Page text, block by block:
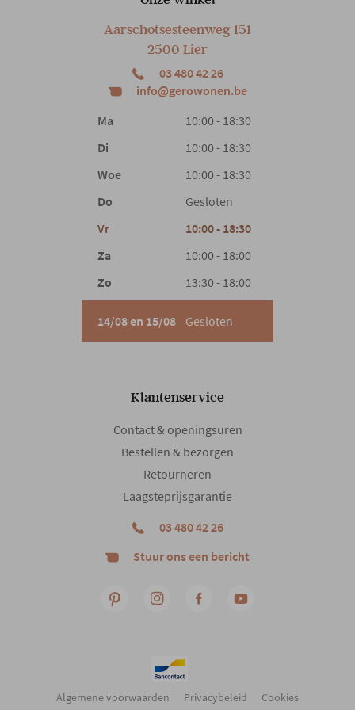
Wit
Hoofdmateriaal Stof
Traagschuim
Aarschotsesteenweg 151
2500 Lier
03 480 42 26
info@gerowonen.be
Ma
10:00 - 18:30
Di
10:00 - 18:30
Woe
10:00 - 18:30
Do
Gesloten
Vr
10:00 - 18:30
Za
10:00 - 18:00
Zo
13:30 - 18:00
14/08 en 15/08 Gesloten
Klantenservice
Contact & openingsuren
Bestellen & bezorgen
Retourneren
Laagsteprijsgarantie
03 480 42 26
Stuur ons een bericht
Algemene voorwaarden Privacybeleid
Cookies